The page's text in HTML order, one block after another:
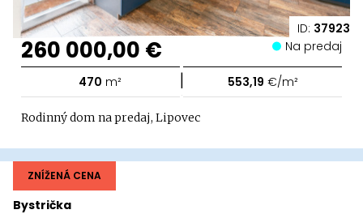
ID: 37923
260 000,00 € Na predaj
470 m² | 553,19 €/m²
Rodinný dom na predaj, Lipovec
Bystrička
ZNÍŽENÁ CENA